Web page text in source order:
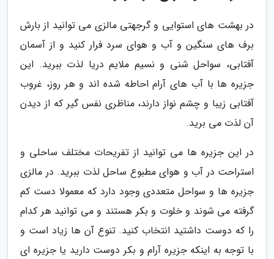
در بهشت های استوایی و گرجهتی مالزی می توانید از بارش
برف های سنگین و آب و هوای سرد فرار کنید و از آسمان
آفتابی، سواحل شنی و نسیم ملایم دریا لذت ببرید. این
جزیره ها با آب های آرام احاطه شده اند و هر روز، غروب
آفتابی زیبا و چشم نواز دارند، مناظری نفس گیر که از دیدن
آن لذت می برید.
در این جزیره ها می توانید از تفریحات مختلف ساحلی و
استراحت در آب و هوای مطبوع ساحل لذت ببرید. در مالزی
جزیره ها و سواحل متعددی وجود دارد که معمولا دست کم
گرفته می شوند و خلوت و بکر هستند و می توانید هر کدام
را که دوست داشتید انتخاب کنید. تنوع آن ها زیاد است و
با توجه به اینکه جزیره آرام و بکر دوست دارید یا جزیره ای